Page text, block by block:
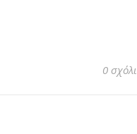
0